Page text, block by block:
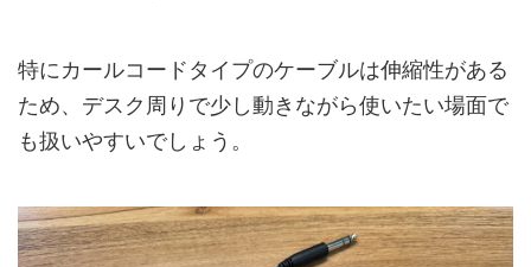
特にカールコードタイプのケーブルは伸縮性がある
ため、デスク周りで少し動きながら使いたい場面で
も扱いやすいでしょう。